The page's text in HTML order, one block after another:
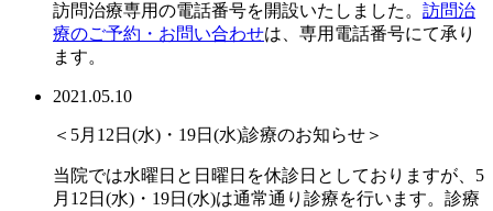
訪問治療専用の電話番号を開設いたしました。 訪問治
療のご予約・お問い合わせは、専用電話番号にて承り
ます。
2021.05.10
＜5月12日(水)・19日(水)診療のお知らせ＞
当院では水曜日と日曜日を休診日としておりますが、5
月12日(水)・19日(水)は通常通り診療を行います。診療